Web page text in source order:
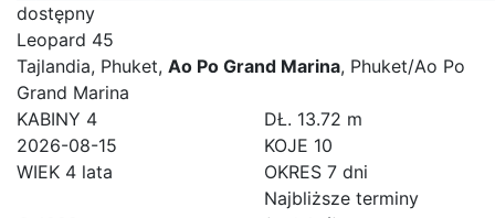
dostępny
Leopard 45
Tajlandia, Phuket, Ao Po Grand Marina, Phuket/Ao Po
Grand Marina
KABINY 4 DŁ. 13.72 m
2026-08-15
KOJE 10
WIEK 4 lata OKRES 7 dni
Najbliższe terminy